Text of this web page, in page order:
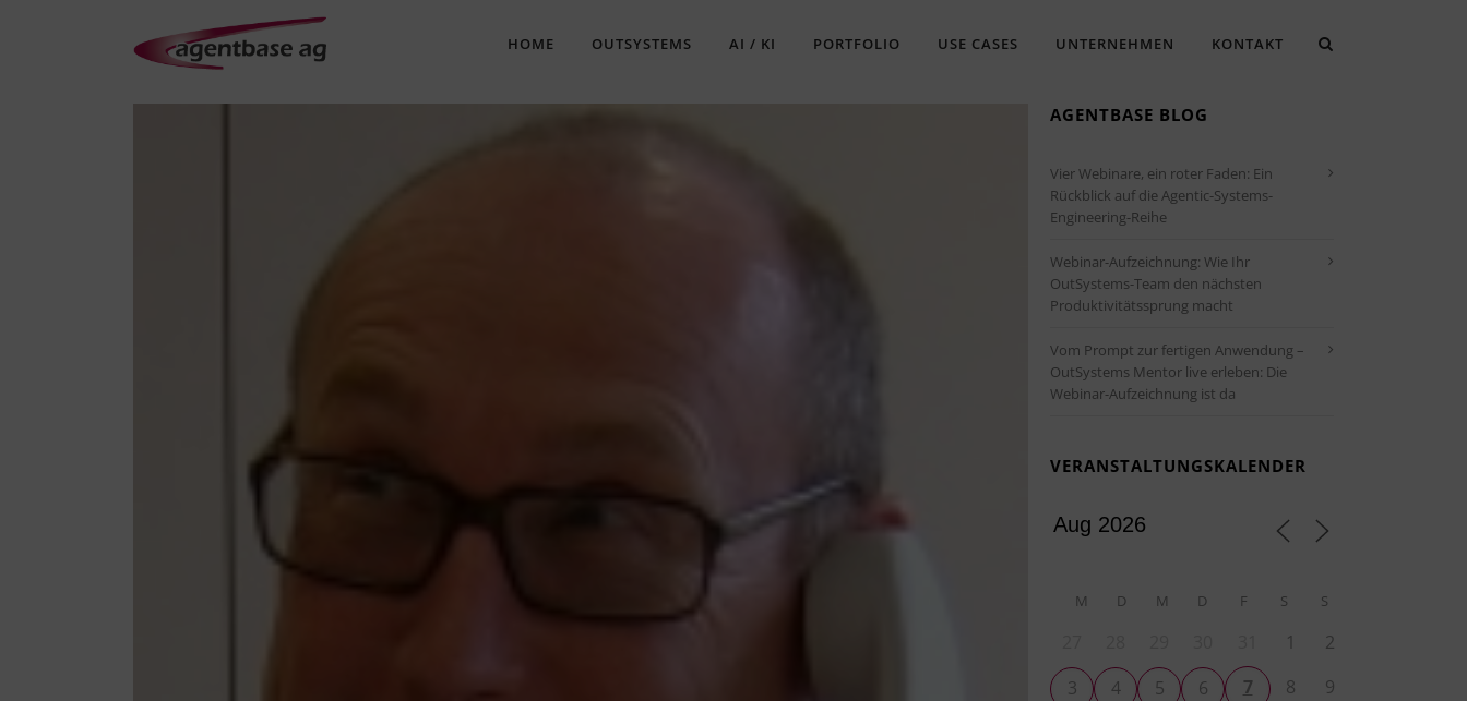
HOME OUTSYSTEMS AI / KI PORTFOLIO USE CASES UNTERNEHMEN KONTAKT
AGENTBASE BLOG
Vier Webinare, ein roter Faden: Ein
Rückblick auf die Agentic-Systems-
Engineering-Reihe
Webinar-Aufzeichnung: Wie Ihr
OutSystems-Team den nächsten
Produktivitätssprung macht
Vom Prompt zur fertigen Anwendung –
OutSystems Mentor live erleben: Die
Webinar-Aufzeichnung ist da
VERANSTALTUNGSKALENDER
M D M D F S S
1
2
3
4 5 6 7 8
9